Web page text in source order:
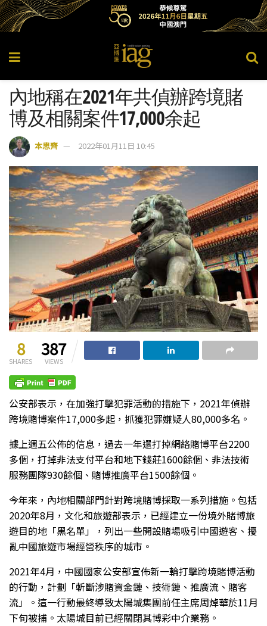
內地稱在2021年共偵辦跨境賭
博及相關案件17,000余起
本思齊 2022年01月11日 10:45
8
SHARES
387
VIEWS
公安部表示，在加強打擊犯罪活動的措施下，2021年偵辦
跨境賭博案件17,000多起，抓獲犯罪嫌疑人80,000多名。
據上週五公佈的信息，過去一年還打掉網絡賭博平台2200
多個，打掉非法支付平台和地下錢莊1600餘個、非法技術
服務團隊930餘個、賭博推廣平台1500餘個。
今年來，內地相關部門針對跨境賭博採取一系列措施。包括
2020年8月，文化和旅遊部表示，已經建立一份境外賭博旅
遊目的地「黑名單」，列出一些開設賭場吸引中國遊客、擾
亂中國旅遊市場經營秩序的城市。
2021年4月，中國國家公安部宣佈新一輪打擊跨境賭博活動
的行動，計劃「斬斷涉賭資金鏈、技術鏈、推廣流、賭客
流」。這一行動最終導致太陽城集團前任主席周焯華於11月
下旬被捕。太陽城目前已經關閉其博彩中介業務。